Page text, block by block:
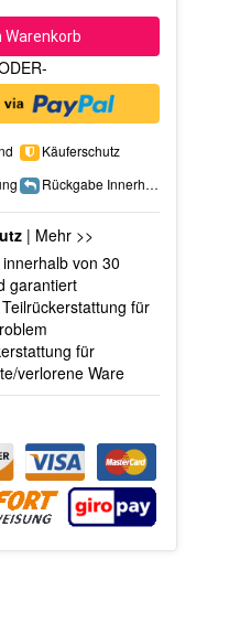
Warenkorb
Käuferschutz
Rückgabe Innerhalb 15 Tage
| Mehr >>
von 30
garantiert
für
für
verlorene Ware